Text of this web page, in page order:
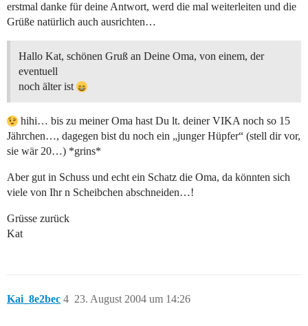
erstmal danke für deine Antwort, werd die mal weiterleiten und die
Grüße natürlich auch ausrichten…
Hallo Kat, schönen Gruß an Deine Oma, von einem, der
eventuell
noch älter ist
hihi… bis zu meiner Oma hast Du lt. deiner VIKA noch so 15
Jährchen…, dagegen bist du noch ein „junger Hüpfer“ (stell dir vor,
sie wär 20…) *grins*
Aber gut in Schuss und echt ein Schatz die Oma, da könnten sich
viele von Ihr n Scheibchen abschneiden…!
Grüsse zurück
Kat
Kai_8e2bec 23. August 2004 um 14:26
4